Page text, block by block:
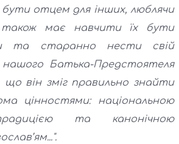
отцем для інших, люблячи
також має навчити їх бути
та старанно нести свій
нашого Батька-Предстоятеля
він зміг правильно знайти
цінностями: національною
та канонічною